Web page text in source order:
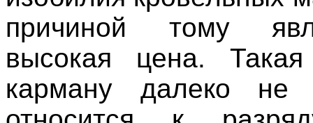
причиной тому
высокая цена.
карману далеко не